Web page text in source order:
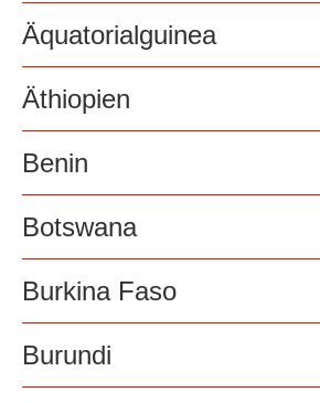
Äquatorialguinea
Äthiopien
Benin
Botswana
Burkina Faso
Burundi